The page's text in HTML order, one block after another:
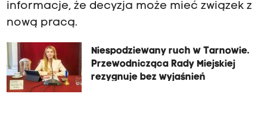
informacje, że decyzja może mieć związek z
nową pracą.
Niespodziewany ruch w Tarnowie.
Przewodnicząca Rady Miejskiej
rezygnuje bez wyjaśnień